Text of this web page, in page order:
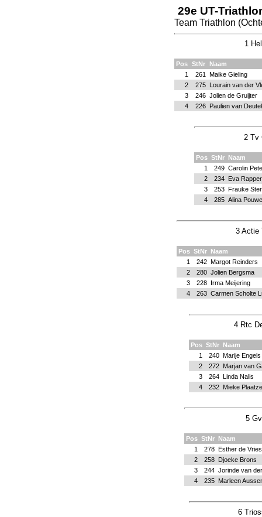
29e UT-
Team Triathlon
1
Pos StNr
Naam
1
261
Maike Gieling
2
275 Lourain van der
3
246 Jolien de Gruijter
4
226 Paulien van
2 Tv
Pos StNr
Naam
1
249 Carolin
2
234
Eva
3
253 Frauke
4
285 Alina
3 Actie
Pos StNr
Naam
1
242 Margot Reinders
2
280 Jolien Bergsma
3
228
Irma Meijering
4
263 Carmen Scholte
4 Rtc
Pos StNr Naam
1
240 Marije Engels
2
272 Marjan van
3
264 Linda Nalis
4
232 Mieke
5
Pos StNr
Naam
1
278 Esther de Vries
2
258
Djoeke Brons
3
244 Jorinde van
4
235 Marleen
6